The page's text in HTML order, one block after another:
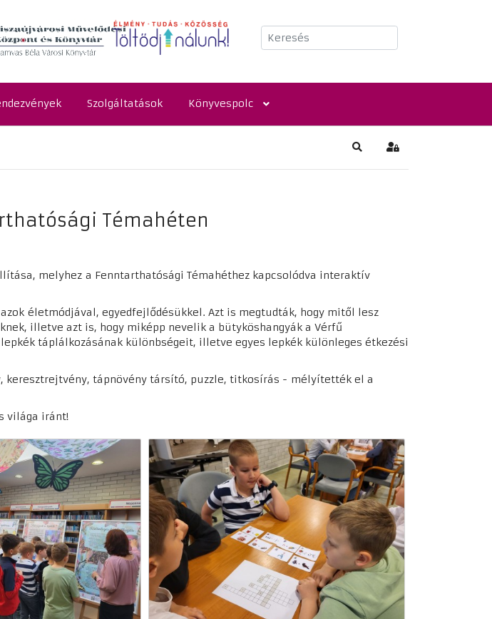
Keresés
Szolgáltatások Könyvespolc
KeresésBejelentkezés
Témahéten
melyhez a Fenntarthatósági Témahéthez kapcsolódva interaktív
életmódjával, egyedfejlődésükkel. Azt is megtudták, hogy mitől lesz
illetve azt is, hogy miképp nevelik a bütyköshangyák a Vérfű
táplálkozásának különbségeit, illetve egyes lepkék különleges étkezési
keresztrejtvény, tápnövény társító, puzzle, titkosírás - mélyítették el a
világa iránt!